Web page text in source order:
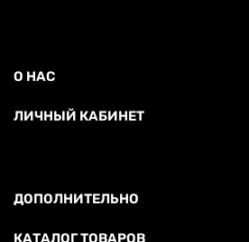
О НАС
ЛИЧНЫЙ КАБИНЕТ
ДОПОЛНИТЕЛЬНО
КАТАЛОГ ТОВАРОВ